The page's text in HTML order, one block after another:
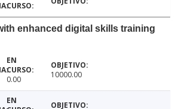
enhanced digital skills training
0.00 10000.00